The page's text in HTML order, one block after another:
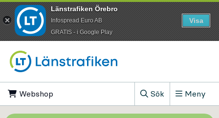
Webshop
Sök
, Visa sökfältet
Meny
Länstrafiken Örebro
Infospread Euro AB
​GRATIS - i Google Play
Visa